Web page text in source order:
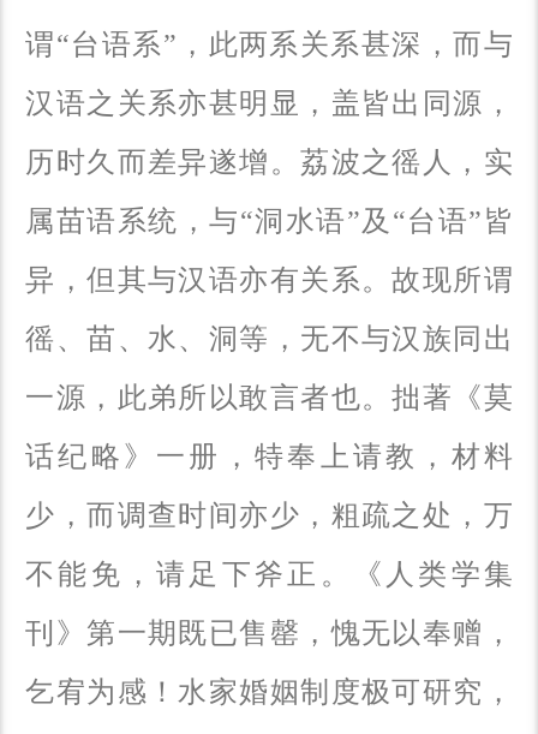
谓“台语系”，此两系关系甚深，而与
汉语之关系亦甚明显，盖皆出同源，
历时久而差异遂增。荔波之徭人，实
属苗语系统，与“洞水语”及“台语”皆
异，但其与汉语亦有关系。故现所谓
徭、苗、水、洞等，无不与汉族同出
一源，此弟所以敢言者也。拙著《莫
话纪略》一册，特奉上请教，材料
少，而调查时间亦少，粗疏之处，万
不能免，请足下斧正。《人类学集
刊》第一期既已售罄，愧无以奉赠，
乞宥为感！水家婚姻制度极可研究，